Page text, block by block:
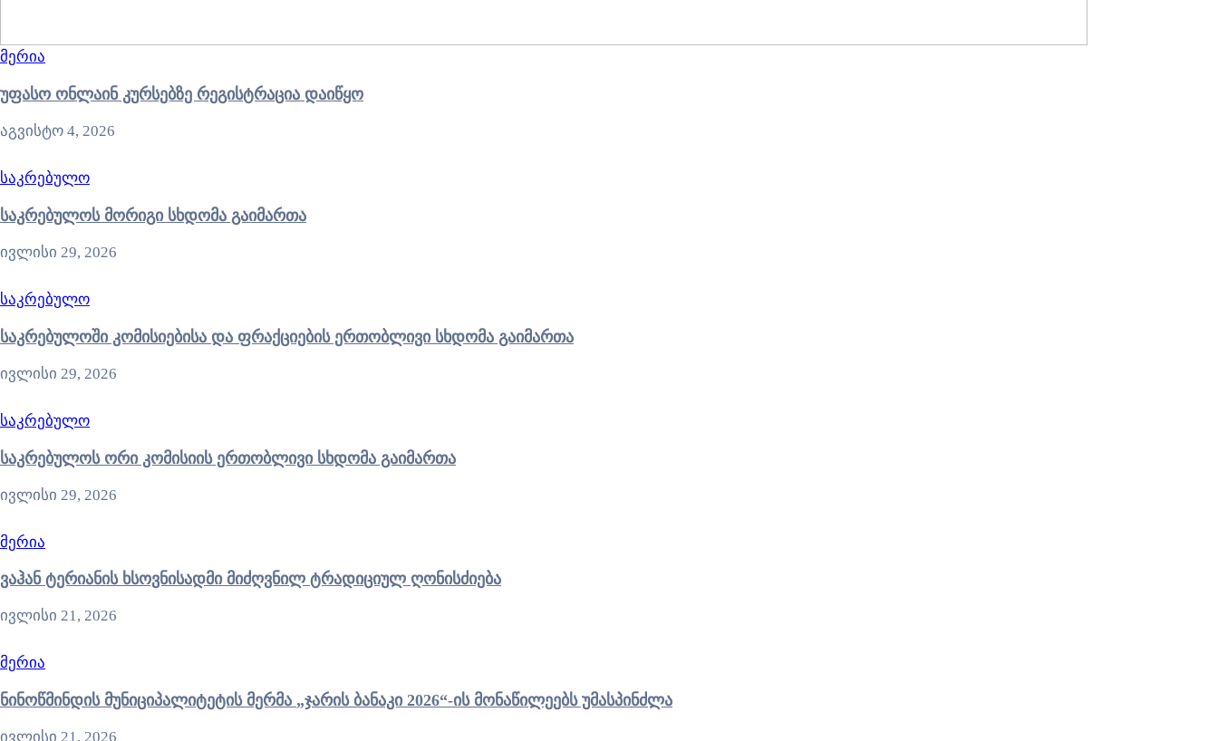
მერია
უფასო ონლაინ კურსებზე რეგისტრაცია დაიწყო
აგვისტო 4, 2026
საკრებულო
საკრებულოს მორიგი სხდომა გაიმართა
ივლისი 29, 2026
საკრებულო
საკრებულოში კომისიებისა და ფრაქციების ერთობლივი სხდომა გაიმართა
ივლისი 29, 2026
საკრებულო
საკრებულოს ორი კომისიის ერთობლივი სხდომა გაიმართა
ივლისი 29, 2026
მერია
ვაჰან ტერიანის ხსოვნისადმი მიძღვნილ ტრადიციულ ღონისძიება
ივლისი 21, 2026
მერია
ნინოწმინდის მუნიციპალიტეტის მერმა „ჯარის ბანაკი 2026“-ის მონაწილეებს უმასპინძლა
ივლისი 21, 2026